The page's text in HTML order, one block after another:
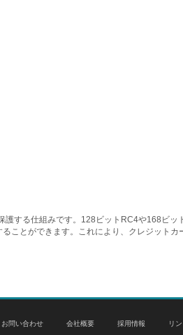
する仕組みです。128ビットRC4や168ビッ
ことができます。これにより、クレジット
お問い合わせ 会社概要 採用情報 リ